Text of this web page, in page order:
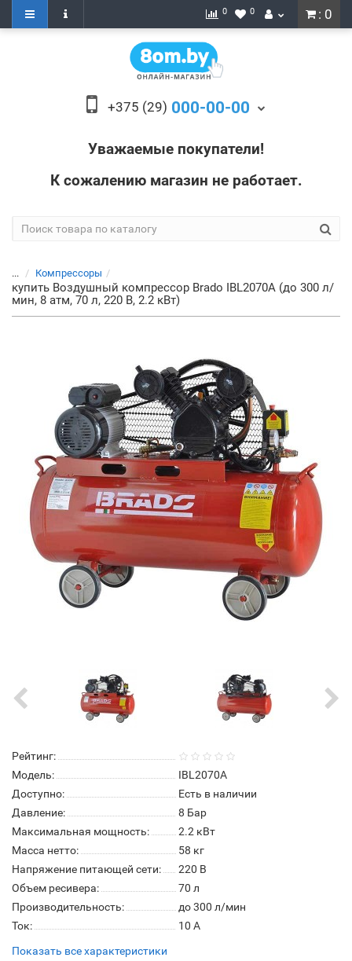
: 0
0 0
+375 (29) 000-00-00
Уважаемые покупатели!
К сожалению магазин не работает.
... Компрессоры
купить Воздушный компрессор Brado IBL2070А (до 300 л/
мин, 8 атм, 70 л, 220 В, 2.2 кВт)
Рейтинг:
Модель:
IBL2070А
Доступно:
Есть в наличии
Давление:
8 Бар
Максимальная мощность:
2.2 кВт
Масса нетто:
58 кг
Напряжение питающей сети:
220 В
Объем ресивера:
70 л
Производительность:
до 300 л/мин
Ток:
10 А
Показать все характеристики